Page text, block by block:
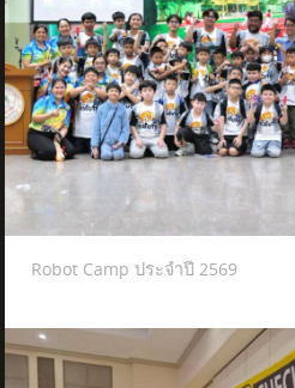
Robot Camp ประจำปี 2569